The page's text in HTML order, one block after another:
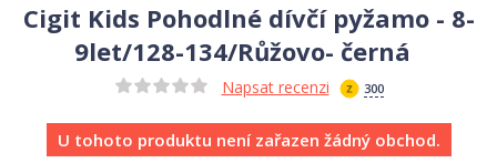
Cigit Kids Pohodlné dívčí pyžamo - 8-
9let/128-134/Růžovo- černá
Napsat recenzi 300
U tohoto produktu není zařazen žádný obchod.